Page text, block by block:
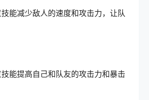
能减少敌人的速度和攻击力，让队
能提高自己和队友的攻击力和暴击